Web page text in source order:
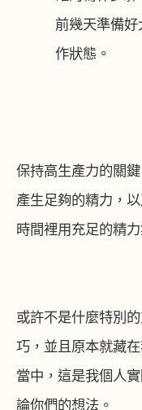
前幾天準備
作狀態。
保持高生產力的關
產生足夠的精力，
時間裡用充足的精
或許不是什麼特別
巧，並且原本就藏
當中，這是我個人
論你們的想法。